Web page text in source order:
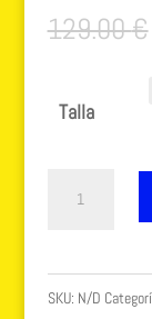
129.00€
Talla
flash
SKU: N/D